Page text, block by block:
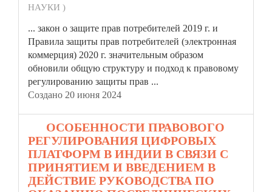
НАУКИ )
... закон о защите прав потребителей 2019 г. и
Правила защиты прав потребителей (электронная
коммерция) 2020 г. значительным образом
обновили общую структуру и подход к правовому
регулированию защиты прав ...
Создано 20 июня 2024
ОСОБЕННОСТИ ПРАВОВОГО
РЕГУЛИРОВАНИЯ ЦИФРОВЫХ
ПЛАТФОРМ В ИНДИИ В СВЯЗИ С
ПРИНЯТИЕМ И ВВЕДЕНИЕМ В
ДЕЙСТВИЕ РУКОВОДСТВА ПО